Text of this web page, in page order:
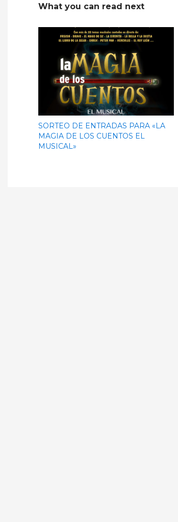
What you can read next
SORTEO DE ENTRADAS PARA «LA
MAGIA DE LOS CUENTOS EL
MUSICAL»